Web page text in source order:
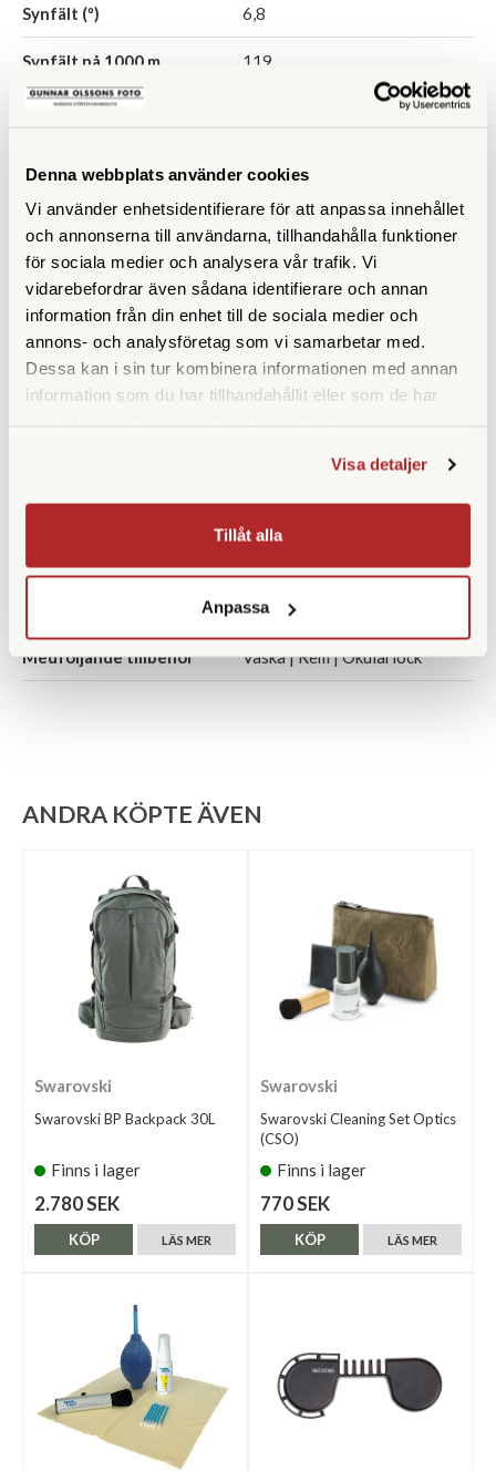
Denna webbplats använder cookies
Vi använder enhetsidentifierare för att anpassa innehållet
och annonserna till användarna, tillhandahålla funktioner
för sociala medier och analysera vår trafik. Vi
vidarebefordrar även sådana identifierare och annan
information från din enhet till de sociala medier och
annons- och analysföretag som vi samarbetar med.
Dessa kan i sin tur kombinera informationen med annan
information som du har tillhandahållit eller som de har
Visa detaljer
Tillåt alla
Anpassa
Synfält (º) 6,8
Synfält på 1000 m 119
Närgräns (m)
Fokuseringstyp Centrumfokus
Prismatyp Takkant
Ögonavstånd/Eye relief
(mm)
17
Vridbara ögonmusslor Ja
Djup (mm)
10 år
Medföljande tillbehör Väska | Rem | Okularlock
ANDRA KÖPTE ÄVEN
Swarovski
Swarovski BP Backpack 30L
Finns i lager
2.780 SEK
LÄS MER
KÖP
Swarovski
Swarovski Cleaning Set Optics
(CSO)
Finns i lager
770 SEK
LÄS MER
KÖP